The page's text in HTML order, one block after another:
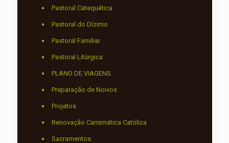
Pastoral Catequética
Pastoral do Dízimo
Pastoral Familiar
Pastoral Litúrgica
PLANO DE VIAGENS
Preparação de Noivos
Projetos
Renovação Carismática Católica
Sacramentos